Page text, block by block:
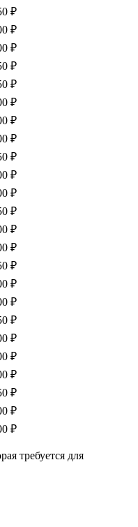
₽
₽
₽
₽
₽
₽
₽
₽
₽
₽
₽
₽
₽
₽
₽
₽
₽
₽
₽
₽
₽
₽
₽
₽
требуется для